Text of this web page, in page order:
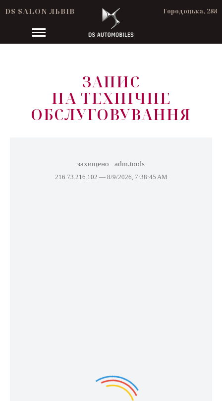
DS SALON ЛЬВІВ Городоцька, 288
ЗАПИС
НА ТЕХНІЧНЕ
ОБСЛУГОВУВАННЯ